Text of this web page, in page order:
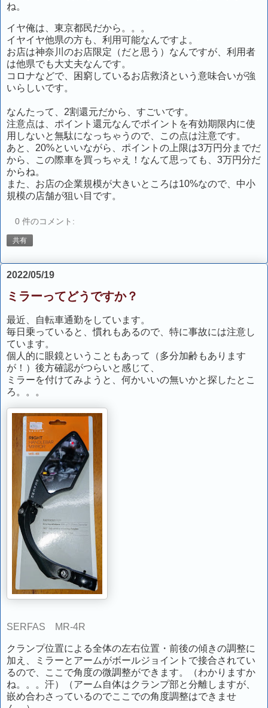
ね。
イヤ俺は、東京都民だから。。。
イヤイヤ他県の方も、利用可能なんですよ。
お店は神奈川のお店限定（だと思う）なんですが、利用者
は他県でも大丈夫なんです。
コロナなどで、困窮しているお店救済という意味合いが強
いらしいです。
なんたって、2割還元だから、すごいです。
注意点は、ポイント還元なんでポイントを有効期限内に使
用しないと無駄になっちゃうので、この点は注意です。
あと、20%といいながら、ポイントの上限は3万円分までだ
から、この際車を買っちゃえ！なんて思っても、3万円分だ
からね。
また、お店の企業規模が大きいところは10%なので、中小
規模の店舗が狙い目です。
0 件のコメント:
共有
2022/05/19
ミラーってどうですか？
最近、自転車通勤をしています。
毎日乗っていると、慣れもあるので、特に事故には注意し
ています。
個人的に眼鏡ということもあって（多分加齢もあります
が！）後方確認がつらいと感じて、
ミラーを付けてみようと、何かいいの無いかと探したとこ
ろ。。。
SERFAS MR-4R
クランプ位置による全体の左右位置・前後の傾きの調整に
加え、ミラーとアームがボールジョイントで接合されてい
るので、ここで角度の微調整ができます。（わかりますか
ね。。。汗）（アーム自体はクランプ部と分離しますが、
嵌め合わさっているのでここでの角度調整はできませ